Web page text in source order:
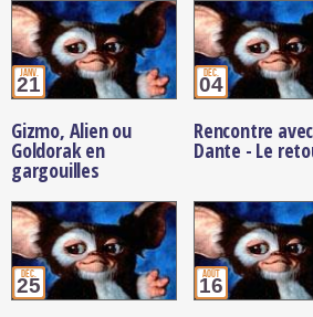
janv.
21
Gizmo, Alien ou
Goldorak en
gargouilles
déc.
04
Rencontre
Dante - Le
déc.
25 août
16